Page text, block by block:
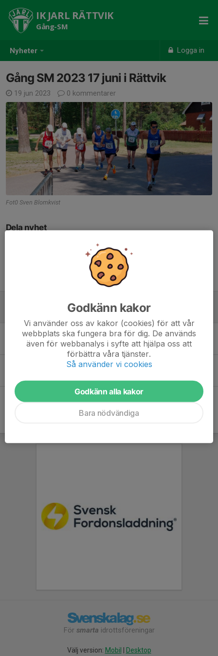
Nyheter Logga in
IK JARL RÄTTVIK
Gång-SM
Gång SM 2023 17 juni i Rättvik
19 jun 2023 0 kommentarer
Fot0 Sven Blomkvist
Dela nyhet
Gång SM 2023 17 juni i Rättvik
19 jun 2023 0
Start lista Gång -SM 17 juni 2023
16 jun 2023 0
SM GÅNG 17 JUNI I RÄTTVIK
För smarta idrottsföreningar
Välj version: Mobil Desktop
Godkänn kakor
Vi använder oss av kakor (cookies) för att vår
webbplats ska fungera bra för dig. De används
även för webbanalys i syfte att hjälpa oss att
förbättra våra tjänster.
Så använder vi cookies
Godkänn alla kakor
Bara nödvändiga